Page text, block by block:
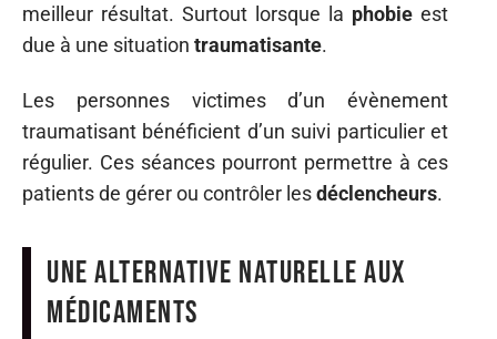
meilleur résultat. Surtout lorsque la phobie est
due à une situation traumatisante.
Les personnes victimes d’un évènement
traumatisant bénéficient d’un suivi particulier et
régulier. Ces séances pourront permettre à ces
patients de gérer ou contrôler lesdéclencheurs.
Une alternative naturelle aux
médicaments